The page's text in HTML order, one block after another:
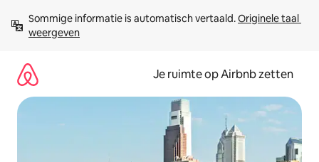
direct
naar
Sommige informatie is automatisch vertaald. Originele taal
weergeven
Je ruimte op Airbnb zetten